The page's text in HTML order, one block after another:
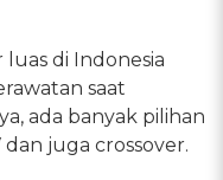
di Indonesia
saat
ada banyak pilihan
juga crossover.